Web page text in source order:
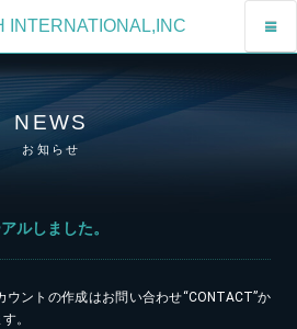
INTERNATIONAL,INC
NEWS
お知らせ
ルしました。
ントの作成はお問い合わせ“CONTACT”か
。